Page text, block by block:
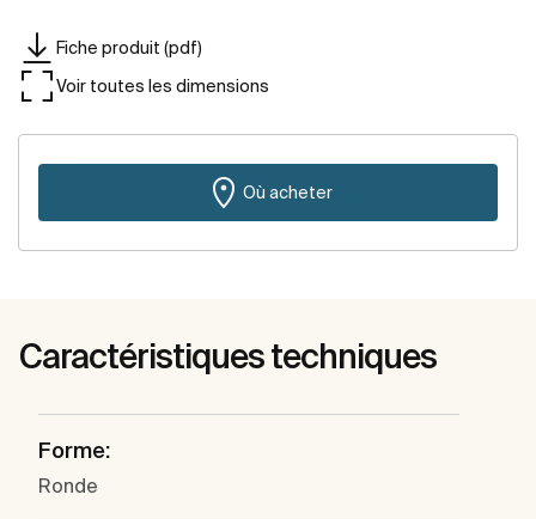
Fiche produit (pdf)
Voir toutes les dimensions
Où acheter
Caractéristiques techniques
Forme:
Ronde